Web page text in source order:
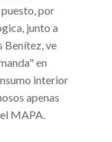
por
junto a
Benítez, ve
en
interior
apenas
MAPA.